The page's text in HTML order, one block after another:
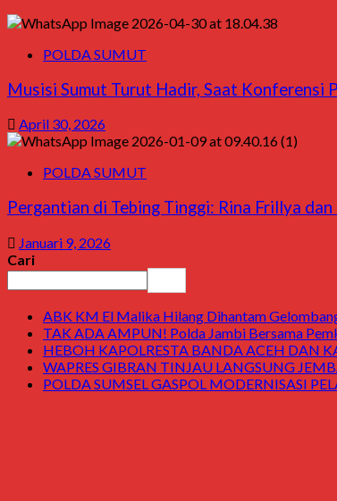
POLDA SUMUT
Musisi Sumut Turut Hadir, Saat Konferensi
April 30, 2026
POLDA SUMUT
Pergantian di Tebing Tinggi: Rina Frillya
Januari 9, 2026
Cari
ABK KM El Malika Hilang Dihantam
TAK ADA AMPUN! Polda Jambi Bersama
HEBOH KAPOLRESTA BANDA ACEH DAN
WAPRES GIBRAN TINJAU LANGSUNG
POLDA SUMSEL GASPOL MODERNISASI